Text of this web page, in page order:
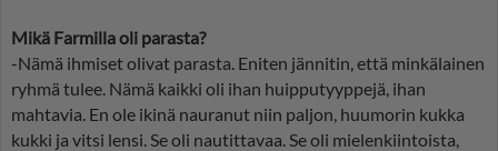
Mikä Farmilla oli parasta?
-Nämä ihmiset olivat parasta. Eniten jännitin, että minkälainen
ryhmä tulee. Nämä kaikki oli ihan huipputyyppejä, ihan
mahtavia. En ole ikinä nauranut niin paljon, huumorin kukka
kukki ja vitsi lensi. Se oli nautittavaa. Se oli mielenkiintoista,